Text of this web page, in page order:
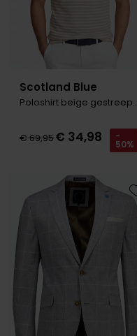
Scotland Blue
Poloshirt
€ 69,95€ 34,98 -
50%